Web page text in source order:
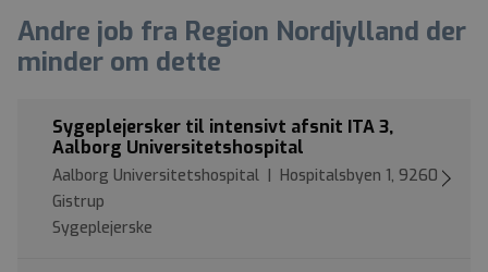
Andre job fra Region Nordjylland der
minder om dette
Sygeplejersker til intensivt afsnit ITA 3,
Aalborg Universitetshospital
Aalborg Universitetshospital | Hospitalsbyen 1, 9260
Gistrup
Sygeplejerske